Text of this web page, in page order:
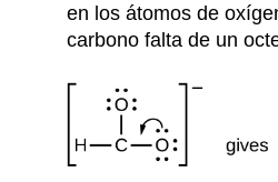
en los átomos de
carbono falta de un